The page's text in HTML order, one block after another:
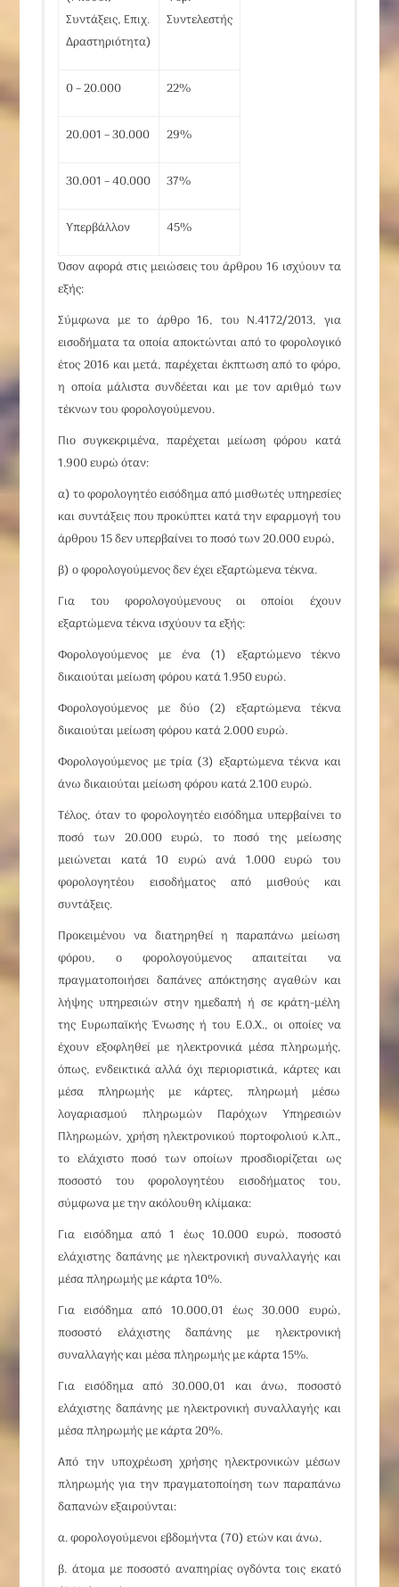
Συντάξεις, Επιχ.
Δραστηριότητα)
Συντελεστής
0 – 20.000 22%
20.001 – 30.000 29%
30.001 – 40.000 37%
Υπερβάλλον 45%
Όσον αφορά στις μειώσεις του άρθρου 16 ισχύουν τα
εξής:
Σύμφωνα με το άρθρο 16, του Ν.4172/2013, για
εισοδήματα τα οποία αποκτώνται από το φορολογικό
έτος 2016 και μετά, παρέχεται έκπτωση από το φόρο,
η οποία μάλιστα συνδέεται και με τον αριθμό των
τέκνων του φορολογούμενου.
Πιο συγκεκριμένα, παρέχεται μείωση φόρου κατά
1.900 ευρώ όταν:
α) το φορολογητέο εισόδημα από μισθωτές υπηρεσίες
και συντάξεις που προκύπτει κατά την εφαρμογή του
άρθρου 15 δεν υπερβαίνει το ποσό των 20.000 ευρώ,
β) ο φορολογούμενος δεν έχει εξαρτώμενα τέκνα.
Για του φορολογούμενους οι οποίοι έχουν
εξαρτώμενα τέκνα ισχύουν τα εξής:
Φορολογούμενος με ένα (1) εξαρτώμενο τέκνο
δικαιούται μείωση φόρου κατά 1.950 ευρώ.
Φορολογούμενος με δύο (2) εξαρτώμενα τέκνα
δικαιούται μείωση φόρου κατά 2.000 ευρώ.
Φορολογούμενος με τρία (3) εξαρτώμενα τέκνα και
άνω δικαιούται μείωση φόρου κατά 2.100 ευρώ.
Τέλος, όταν το φορολογητέο εισόδημα υπερβαίνει το
ποσό των 20.000 ευρώ, το ποσό της μείωσης
μειώνεται κατά 10 ευρώ ανά 1.000 ευρώ του
φορολογητέου εισοδήματος από μισθούς και
συντάξεις.
Προκειμένου να διατηρηθεί η παραπάνω μείωση
φόρου, ο φορολογούμενος απαιτείται να
πραγματοποιήσει δαπάνες απόκτησης αγαθών και
λήψης υπηρεσιών στην ημεδαπή ή σε κράτη-μέλη
της Ευρωπαϊκής Ένωσης ή του Ε.Ο.Χ., οι οποίες να
έχουν εξοφληθεί με ηλεκτρονικά μέσα πληρωμής,
όπως, ενδεικτικά αλλά όχι περιοριστικά, κάρτες και
μέσα πληρωμής με κάρτες, πληρωμή μέσω
λογαριασμού πληρωμών Παρόχων Υπηρεσιών
Πληρωμών, χρήση ηλεκτρονικού πορτοφολιού κ.λπ.,
το ελάχιστο ποσό των οποίων προσδιορίζεται ως
ποσοστό του φορολογητέου εισοδήματος του,
σύμφωνα με την ακόλουθη κλίμακα:
Για εισόδημα από 1 έως 10.000 ευρώ, ποσοστό
ελάχιστης δαπάνης με ηλεκτρονική συναλλαγής και
μέσα πληρωμής με κάρτα 10%.
Για εισόδημα από 10.000,01 έως 30.000 ευρώ,
ποσοστό ελάχιστης δαπάνης με ηλεκτρονική
συναλλαγής και μέσα πληρωμής με κάρτα 15%.
Για εισόδημα από 30.000,01 και άνω, ποσοστό
ελάχιστης δαπάνης με ηλεκτρονική συναλλαγής και
μέσα πληρωμής με κάρτα 20%.
Από την υποχρέωση χρήσης ηλεκτρονικών μέσων
πληρωμής για την πραγματοποίηση των παραπάνω
δαπανών εξαιρούνται:
α. φορολογούμενοι εβδομήντα (70) ετών και άνω,
β. άτομα με ποσοστό αναπηρίας ογδόντα τοις εκατό